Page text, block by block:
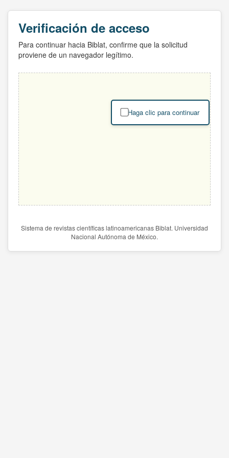
Verificación de acceso
Para continuar hacia Biblat, confirme que la solicitud
proviene de un navegador legítimo.
Haga clic para continuar
Sistema de revistas científicas latinoamericanas Biblat. Universidad
Nacional Autónoma de México.